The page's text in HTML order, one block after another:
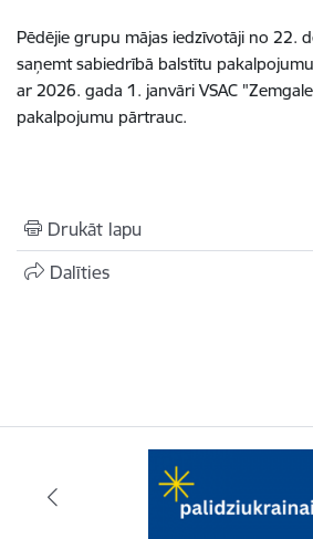
Pēdējie grupu mājas iedzīvotāji no 22.
saņemt sabiedrībā balstītu
ar 2026. gada 1. janvāri VSAC
pakalpojumu pārtrauc.
Drukāt lapu
Dalīties